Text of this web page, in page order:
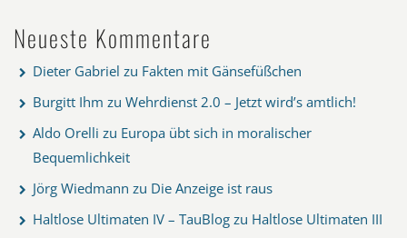
Neueste Kommentare
Dieter Gabriel zu Fakten mit Gänsefüßchen
Burgitt Ihm zu Wehrdienst 2.0 – Jetzt wird’s amtlich!
Aldo Orelli zu Europa übt sich in moralischer
Bequemlichkeit
Jörg Wiedmann zu Die Anzeige ist raus
Haltlose Ultimaten IV – TauBlog zu Haltlose Ultimaten III